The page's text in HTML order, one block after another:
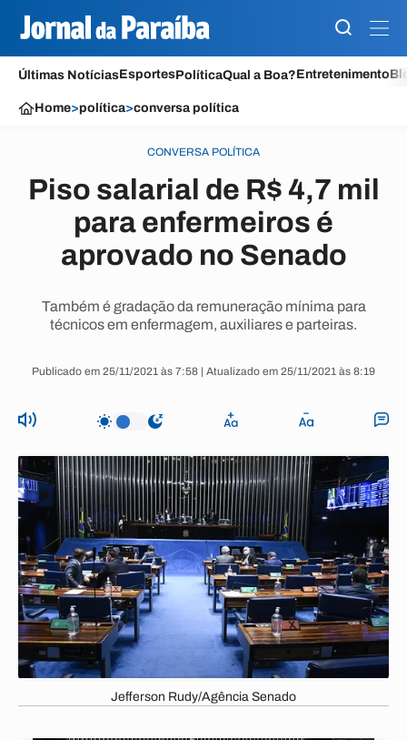
Últimas NotíciasEsportesPolíticaQual a Boa?Entretenimento
Home>política>conversa política
CONVERSA POLÍTICA
Piso salarial de R$ 4,7 mil
para enfermeiros é
aprovado no Senado
Também é gradação da remuneração mínima para
técnicos em enfermagem, auxiliares e parteiras.
Publicado em 25/11/2021 às 7:58 | Atualizado em 25/11/2021 às 8:19
Jefferson Rudy/Agência Senado